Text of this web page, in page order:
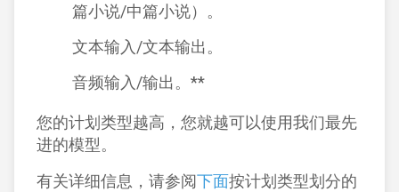
篇小说/中篇小说）。
文本输入/文本输出。
音频输入/输出。**
您的计划类型越高，您就越可以使用我们最先
进的模型。
有关详细信息，请参阅下面按计划类型划分的